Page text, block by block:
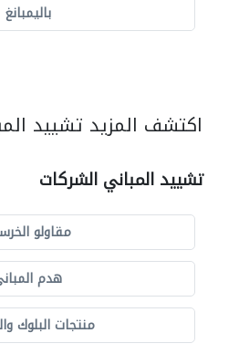
باليمبانغ
اكتشف المزيد تشييد
تشييد المباني الشركات
مقاولو
هدم
منتجات البلوك